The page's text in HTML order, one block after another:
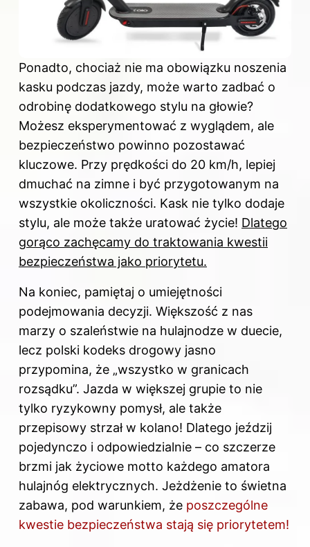
Ponadto, chociaż nie ma obowiązku noszenia
kasku podczas jazdy, może warto zadbać o
odrobinę dodatkowego stylu na głowie?
Możesz eksperymentować z wyglądem, ale
bezpieczeństwo powinno pozostawać
kluczowe. Przy prędkości do 20 km/h, lepiej
dmuchać na zimne i być przygotowanym na
wszystkie okoliczności. Kask nie tylko dodaje
stylu, ale może także uratować życie! Dlatego
gorąco zachęcamy do traktowania kwestii
bezpieczeństwa jako priorytetu.
Na koniec, pamiętaj o umiejętności
podejmowania decyzji. Większość z nas
marzy o szaleństwie na hulajnodze w duecie,
lecz polski kodeks drogowy jasno
przypomina, że „wszystko w granicach
rozsądku”. Jazda w większej grupie to nie
tylko ryzykowny pomysł, ale także
przepisowy strzał w kolano! Dlatego jeździj
pojedynczo i odpowiedzialnie – co szczerze
brzmi jak życiowe motto każdego amatora
hulajnóg elektrycznych. Jeżdżenie to świetna
zabawa, pod warunkiem, że poszczególne
kwestie bezpieczeństwa stają się priorytetem!